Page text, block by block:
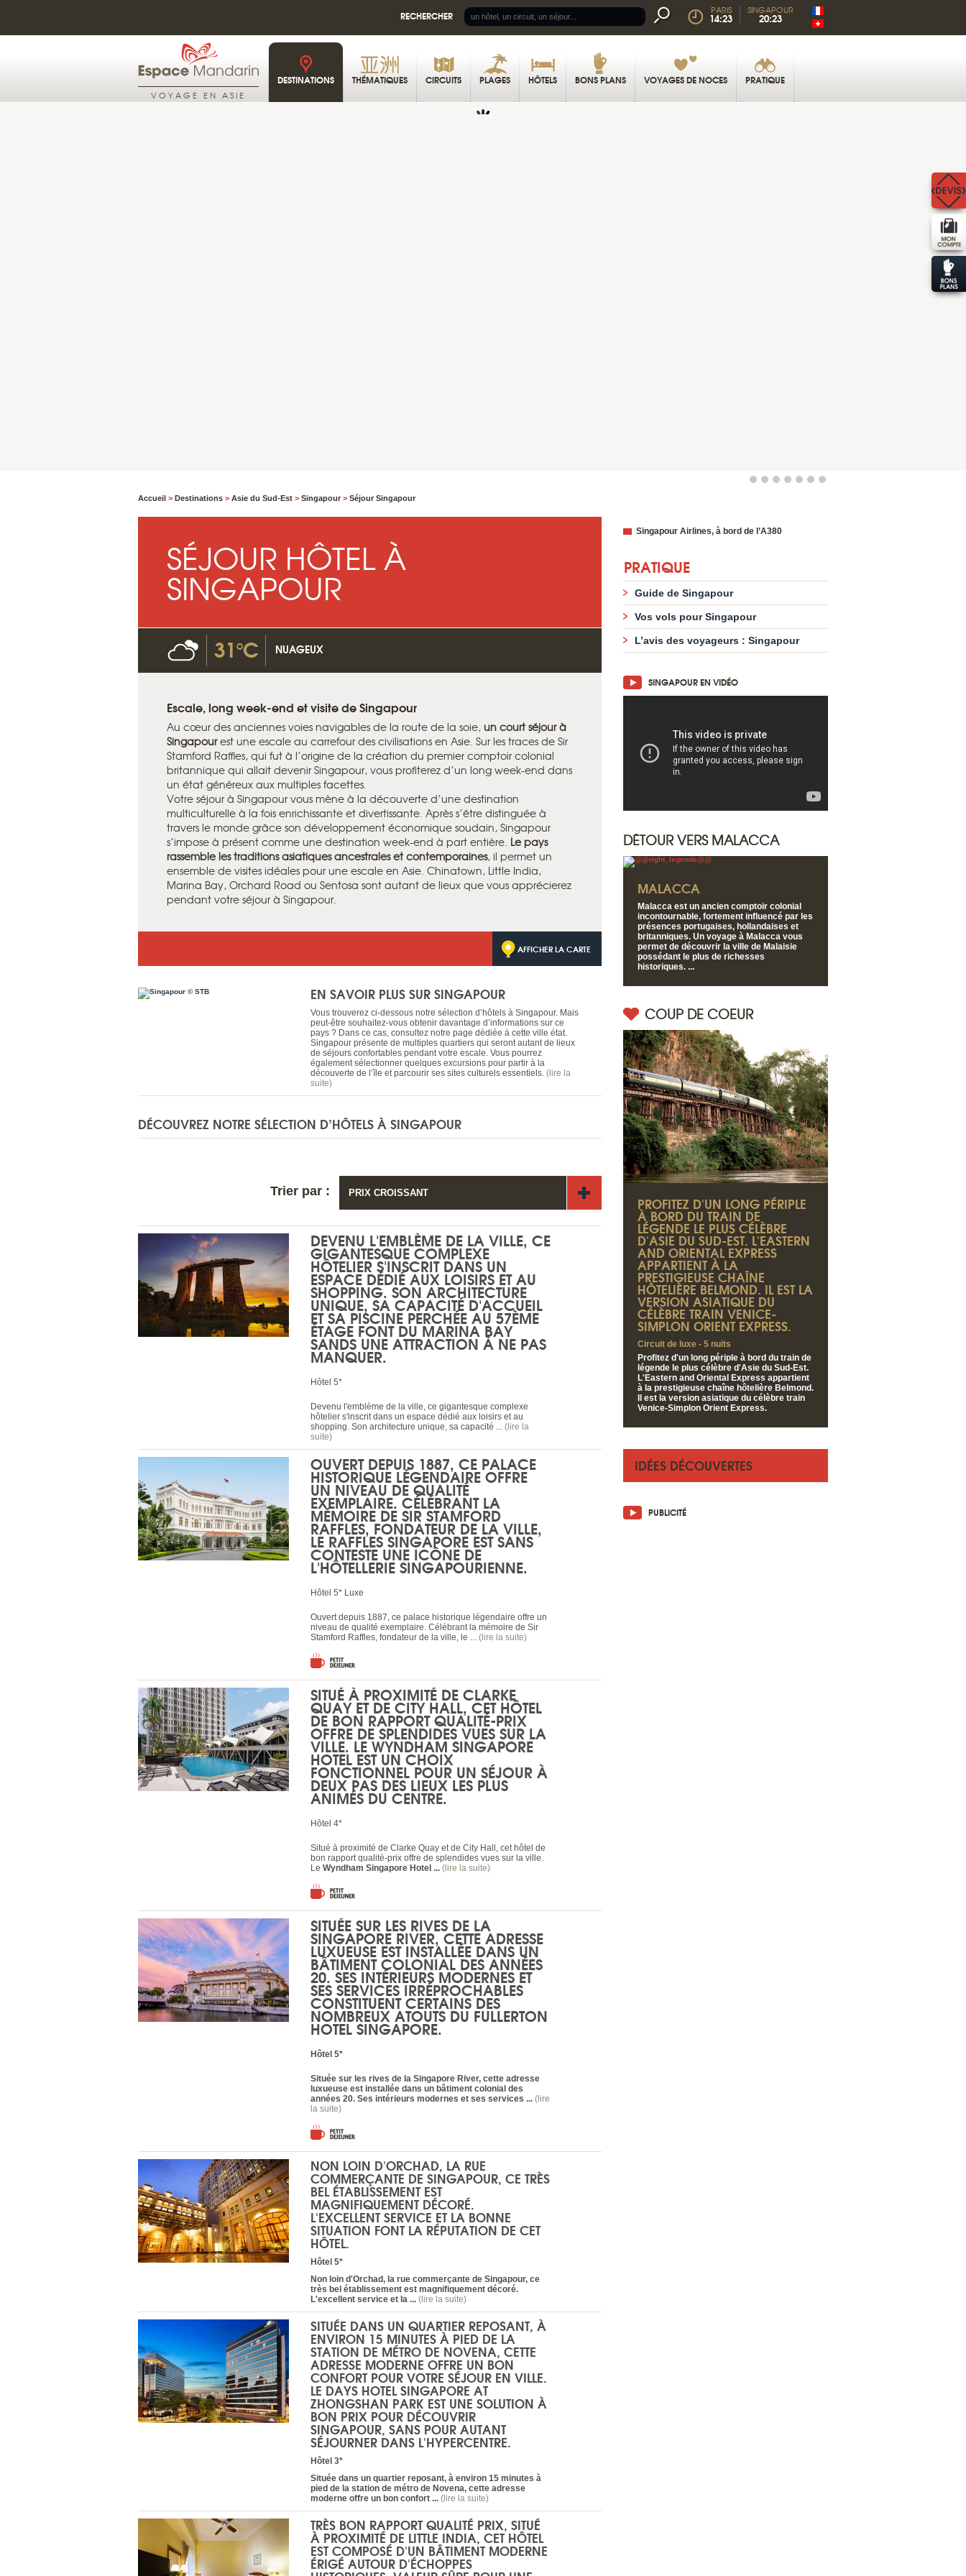
RECHERCHER PARIS
14:23
SINGAPOUR
20:23
VOYAGE EN ASIE
DESTINATIONS THÉMATIQUES CIRCUITS PLAGES HÔTELS BONS PLANS VOYAGES DE NOCES
PRATIQUE
Accueil > Destinations > Asie du Sud-Est > Singapour > Séjour Singapour
SÉJOUR HÔTEL À
SINGAPOUR
31°C NUAGEUX
Escale, long week-end et visite de Singapour
Au cœur des anciennes voies navigables de la route de la soie, un court séjour à
Singapourest une escale au carrefour des civilisations en Asie. Sur les traces de Sir
Stamford Raffles, qui fut à l’origine de la création du premier comptoir colonial
britannique qui allait devenir Singapour, vous profiterez d’un long week-end dans
un état généreux aux multiples facettes.
Votre séjour à Singapour vous mène à la découverte d’une destination
multiculturelle à la fois enrichissante et divertissante. Après s’être distinguée à
travers le monde grâce son développement économique soudain, Singapour
s’impose à présent comme une destination week-end à part entière. Le pays
rassemble les traditions asiatiques ancestrales et contemporaines, il permet un
ensemble de visites idéales pour une escale en Asie. Chinatown, Little India,
Marina Bay, Orchard Road ou Sentosa sont autant de lieux que vous apprécierez
pendant votre séjour à Singapour.
AFFICHER LA CARTE
EN SAVOIR PLUS SUR SINGAPOUR
Vous trouverez ci-dessous notre sélection d’hôtels à Singapour. Mais
peut-être souhaitez-vous obtenir davantage d’informations sur ce
pays ? Dans ce cas, consultez notre page dédiée à cette ville état.
Singapour présente de multiples quartiers qui seront autant de lieux
de séjours confortables pendant votre escale. Vous pourrez
également sélectionner quelques excursions pour partir à la
découverte de l’île et parcourir ses sites culturels essentiels. (lire la
suite)
DÉCOUVREZ NOTRE SÉLECTION D’HÔTELS À SINGAPOUR
Trier par : PRIX CROISSANT
DEVENU L'EMBLÈME DE LA VILLE, CE
GIGANTESQUE COMPLEXE
HÔTELIER S'INSCRIT DANS UN
ESPACE DÉDIÉ AUX LOISIRS ET AU
SHOPPING. SON ARCHITECTURE
UNIQUE, SA CAPACITÉ D'ACCUEIL
ET SA PISCINE PERCHÉE AU 57ÈME
ÉTAGE FONT DU MARINA BAY
SANDS UNE ATTRACTION À NE PAS
MANQUER.
Hôtel 5*
Devenu l'emblème de la ville, ce gigantesque complexe
hôtelier s'inscrit dans un espace dédié aux loisirs et au
shopping. Son architecture unique, sa capacité ... (lire la
suite)
OUVERT DEPUIS 1887, CE PALACE
HISTORIQUE LÉGENDAIRE OFFRE
UN NIVEAU DE QUALITÉ
EXEMPLAIRE. CÉLÉBRANT LA
MÉMOIRE DE SIR STAMFORD
RAFFLES, FONDATEUR DE LA VILLE,
LERAFFLES SINGAPOREEST SANS
CONTESTE UNE ICÔNE DE
L'HÔTELLERIE SINGAPOURIENNE.
Hôtel 5* Luxe
Ouvert depuis 1887, ce palace historique légendaire offre un
niveau de qualité exemplaire. Célébrant la mémoire de Sir
Stamford Raffles, fondateur de la ville, le ... (lire la suite)
SITUÉ À PROXIMITÉ DE CLARKE
QUAY ET DE CITY HALL, CET HÔTEL
DE BON RAPPORT QUALITÉ-PRIX
OFFRE DE SPLENDIDES VUES SUR LA
VILLE. LEWYNDHAM SINGAPORE
HOTELEST UN CHOIX
FONCTIONNEL POUR UN SÉJOUR À
DEUX PAS DES LIEUX LES PLUS
ANIMÉS DU CENTRE.
Hôtel 4*
Situé à proximité de Clarke Quay et de City Hall, cet hôtel de
bon rapport qualité-prix offre de splendides vues sur la ville.
Le Wyndham Singapore Hotel ... (lire la suite)
SITUÉE SUR LES RIVES DE LA
SINGAPORE RIVER, CETTE ADRESSE
LUXUEUSE EST INSTALLÉE DANS UN
BÂTIMENT COLONIAL DES ANNÉES
20. SES INTÉRIEURS MODERNES ET
SES SERVICES IRRÉPROCHABLES
CONSTITUENT CERTAINS DES
NOMBREUX ATOUTS DU FULLERTON
HOTEL SINGAPORE.
Hôtel 5*
Située sur les rives de la Singapore River, cette adresse
luxueuse est installée dans un bâtiment colonial des
années 20. Ses intérieurs modernes et ses services ... (lire
la suite)
NON LOIN D'ORCHAD, LA RUE
COMMERÇANTE DE SINGAPOUR, CE TRÈS
BEL ÉTABLISSEMENT EST
MAGNIFIQUEMENT DÉCORÉ.
L'EXCELLENT SERVICE ET LA BONNE
SITUATION FONT LA RÉPUTATION DE CET
HÔTEL.
Hôtel 5*
Non loin d'Orchad, la rue commerçante de Singapour, ce
très bel établissement est magnifiquement décoré.
L'excellent service et la ... (lire la suite)
SITUÉE DANS UN QUARTIER REPOSANT, À
ENVIRON 15 MINUTES À PIED DE LA
STATION DE MÉTRO DE NOVENA, CETTE
ADRESSE MODERNE OFFRE UN BON
CONFORT POUR VOTRE SÉJOUR EN VILLE.
LE DAYS HOTEL SINGAPORE AT
ZHONGSHAN PARK EST UNE SOLUTION À
BON PRIX POUR DÉCOUVRIR
SINGAPOUR, SANS POUR AUTANT
SÉJOURNER DANS L'HYPERCENTRE.
Hôtel 3*
Située dans un quartier reposant, à environ 15 minutes à
pied de la station de métro de Novena, cette adresse
moderne offre un bon confort ... (lire la suite)
TRÈS BON RAPPORT QUALITÉ PRIX, SITUÉ
À PROXIMITÉ DE LITTLE INDIA, CET HÔTEL
EST COMPOSÉ D'UN BÂTIMENT MODERNE
ÉRIGÉ AUTOUR D'ÉCHOPPES
Singapour Airlines, à bord de l’A380
PRATIQUE
Guide de Singapour
Vos vols pour Singapour
L’avis des voyageurs : Singapour
SINGAPOUR EN VIDÉO
DÉTOUR VERS MALACCA
MALACCA
Malacca est un ancien comptoir colonial
incontournable, fortement influencé par les
présences portugaises, hollandaises et
britanniques. Un voyage à Malacca vous
permet de découvrir la ville de Malaisie
possédant le plus de richesses
historiques. ...
COUP DE COEUR
PROFITEZ D'UN LONG PÉRIPLE
À BORD DU TRAIN DE
LÉGENDE LE PLUS CÉLÈBRE
D'ASIE DU SUD-EST. L'EASTERN
AND ORIENTAL EXPRESS
APPARTIENT À LA
PRESTIGIEUSE CHAÎNE
HÔTELIÈRE BELMOND. IL EST LA
VERSION ASIATIQUE DU
CÉLÈBRE TRAIN VENICE-
SIMPLON ORIENT EXPRESS.
Circuit de luxe - 5 nuits
Profitez d'un long périple à bord du train de
légende le plus célèbre d'Asie du Sud-Est.
L'Eastern and Oriental Express appartient
à la prestigieuse chaîne hôtelière Belmond.
Il est la version asiatique du célèbre train
Venice-Simplon Orient Express.
IDÉES DÉCOUVERTES
PUBLICITÉ